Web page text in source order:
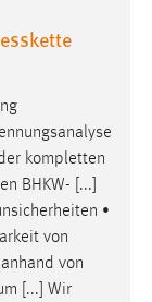
kompletten
BHKW- [...]
•
von
von
[...] Wir